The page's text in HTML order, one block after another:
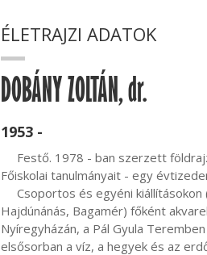
ÉLETRAJZI ADATOK
DOBÁNY ZOLTÁN, dr.
1953 -
Főiskolai tanulmányait - egy
Hajdúnánás, Bagamér) főként
Nyíregyházán, a Pál Gyula
elsősorban a víz, a hegyek és az